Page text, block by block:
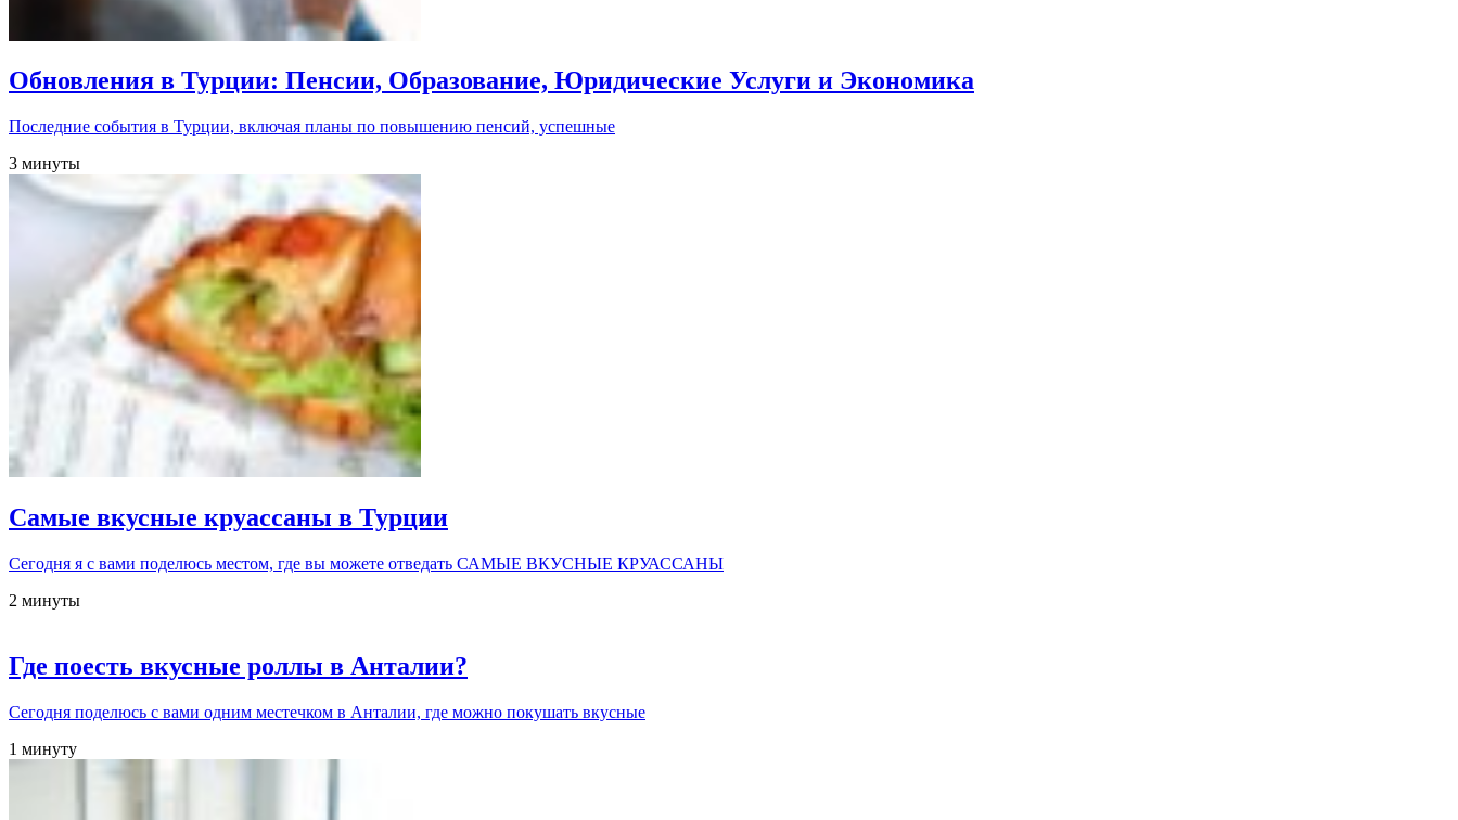
Обновления в Турции: Пенсии, Образование, Юридические Услуги и Экономика
Последние события в Турции, включая планы по повышению пенсий, успешные
3 минуты
Самые вкусные круассаны в Турции
Сегодня я с вами поделюсь местом, где вы можете отведать САМЫЕ ВКУСНЫЕ КРУАССАНЫ
2 минуты
Где поесть вкусные роллы в Анталии?
Сегодня поделюсь с вами одним местечком в Анталии, где можно покушать вкусные
1 минуту